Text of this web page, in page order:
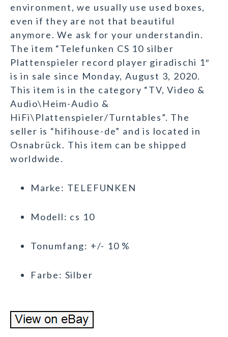
environment, we usually use used boxes,
even if they are not that beautiful
anymore. We ask for your understandin.
The item “Telefunken CS 10 silber
Plattenspieler record player giradischi 1″
is in sale since Monday, August 3, 2020.
This item is in the category “TV, Video &
Audio\Heim-Audio &
HiFi\Plattenspieler/Turntables”. The
seller is “hifihouse-de” and is located in
Osnabrück. This item can be shipped
worldwide.
Marke: TELEFUNKEN
Modell: cs 10
Tonumfang: +/- 10 %
Farbe: Silber